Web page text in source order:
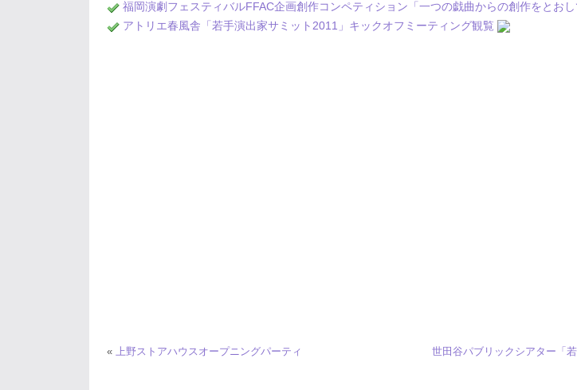
福岡演劇フェスティバルFFAC企画創作コンペティション「一つの戯曲からの創作をとお
アトリエ春風舎「若手演出家サミット2011」キックオフミーティング観覧
«上野ストアハウスオープニングパーティ
世田谷パブリックシアター「